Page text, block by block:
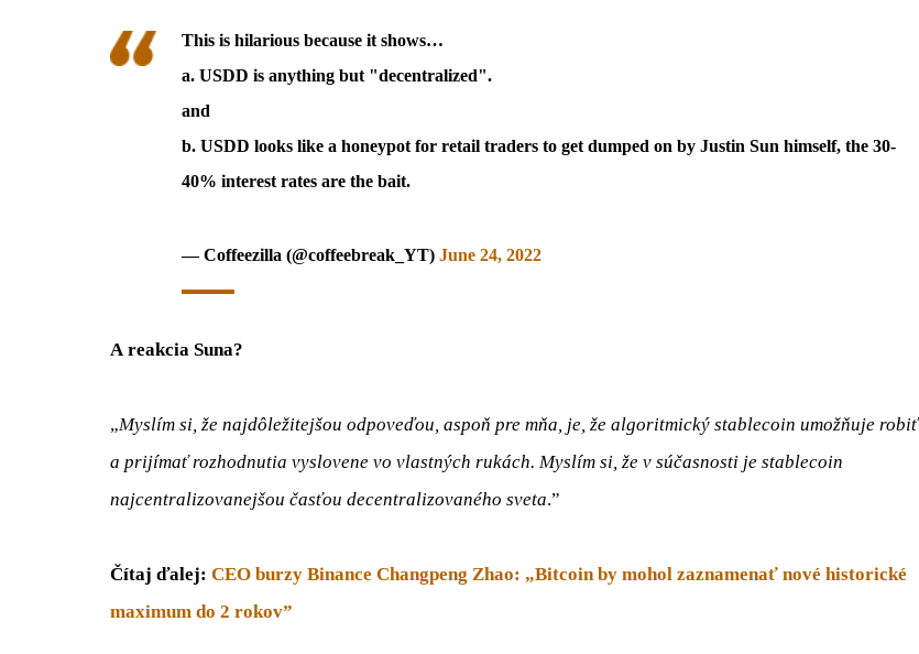
This is hilarious because it shows…
a. USDD is anything but "decentralized".
and
b. USDD looks like a honeypot for retail traders to get dumped on by Justin Sun himself, the 30-
40% interest rates are the bait.
— Coffeezilla (@coffeebreak_YT) June 24, 2022
A reakcia Suna?
„Myslím si, že najdôležitejšou odpoveďou, aspoň pre mňa, je, že algoritmický stablecoin umožňuje robiť
a prijímať rozhodnutia vyslovene vo vlastných rukách. Myslím si, že v súčasnosti je stablecoin
najcentralizovanejšou časťou decentralizovaného sveta.”
Čítaj ďalej: CEO burzy Binance Changpeng Zhao: „Bitcoin by mohol zaznamenať nové historické
maximum do 2 rokov”